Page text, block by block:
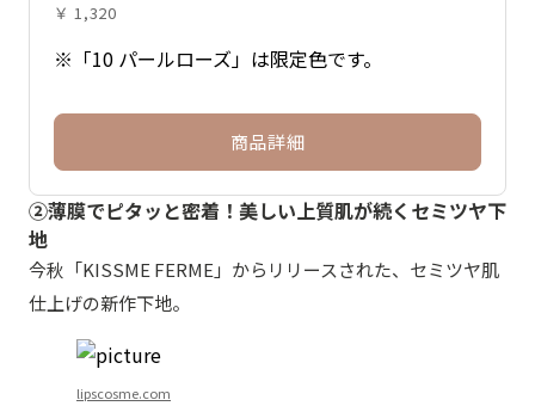
￥ 1,320
※「10 パールローズ」は限定色です。
商品詳細
②薄膜でピタッと密着！美しい上質肌が続くセミツヤ下
地
今秋「KISSME FERME」からリリースされた、セミツヤ肌
仕上げの新作下地。
lipscosme.com